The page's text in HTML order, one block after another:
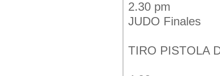
2.30 pm
JUDO Finales
TIRO PISTOLA